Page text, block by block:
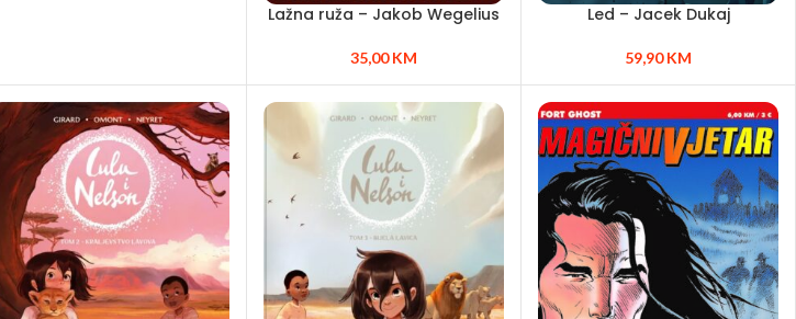
Lažna ruža – Jakob Wegelius
35,00KM
Led – Jacek Dukaj
59,90KM